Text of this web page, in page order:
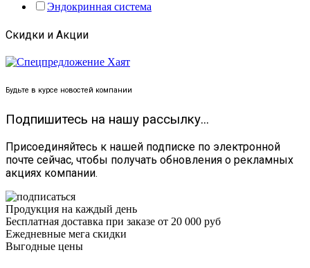
Эндокринная система
Скидки и Акции
Будьте в курсе новостей компании
Подпишитесь на нашу рассылку...
Присоединяйтесь к нашей подписке по электронной
почте сейчас, чтобы получать обновления о рекламных
акциях компании.
Продукция на каждый день
Бесплатная доставка при заказе от 20 000 руб
Ежедневные мега скидки
Выгодные цены